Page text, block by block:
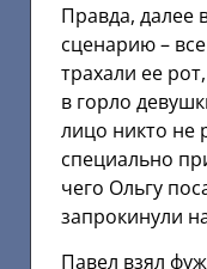
Правда, далее
сценарию –
трахали ее
в горло
лицо никто не
специально
чего Ольгу
запрокинули
Павел взял